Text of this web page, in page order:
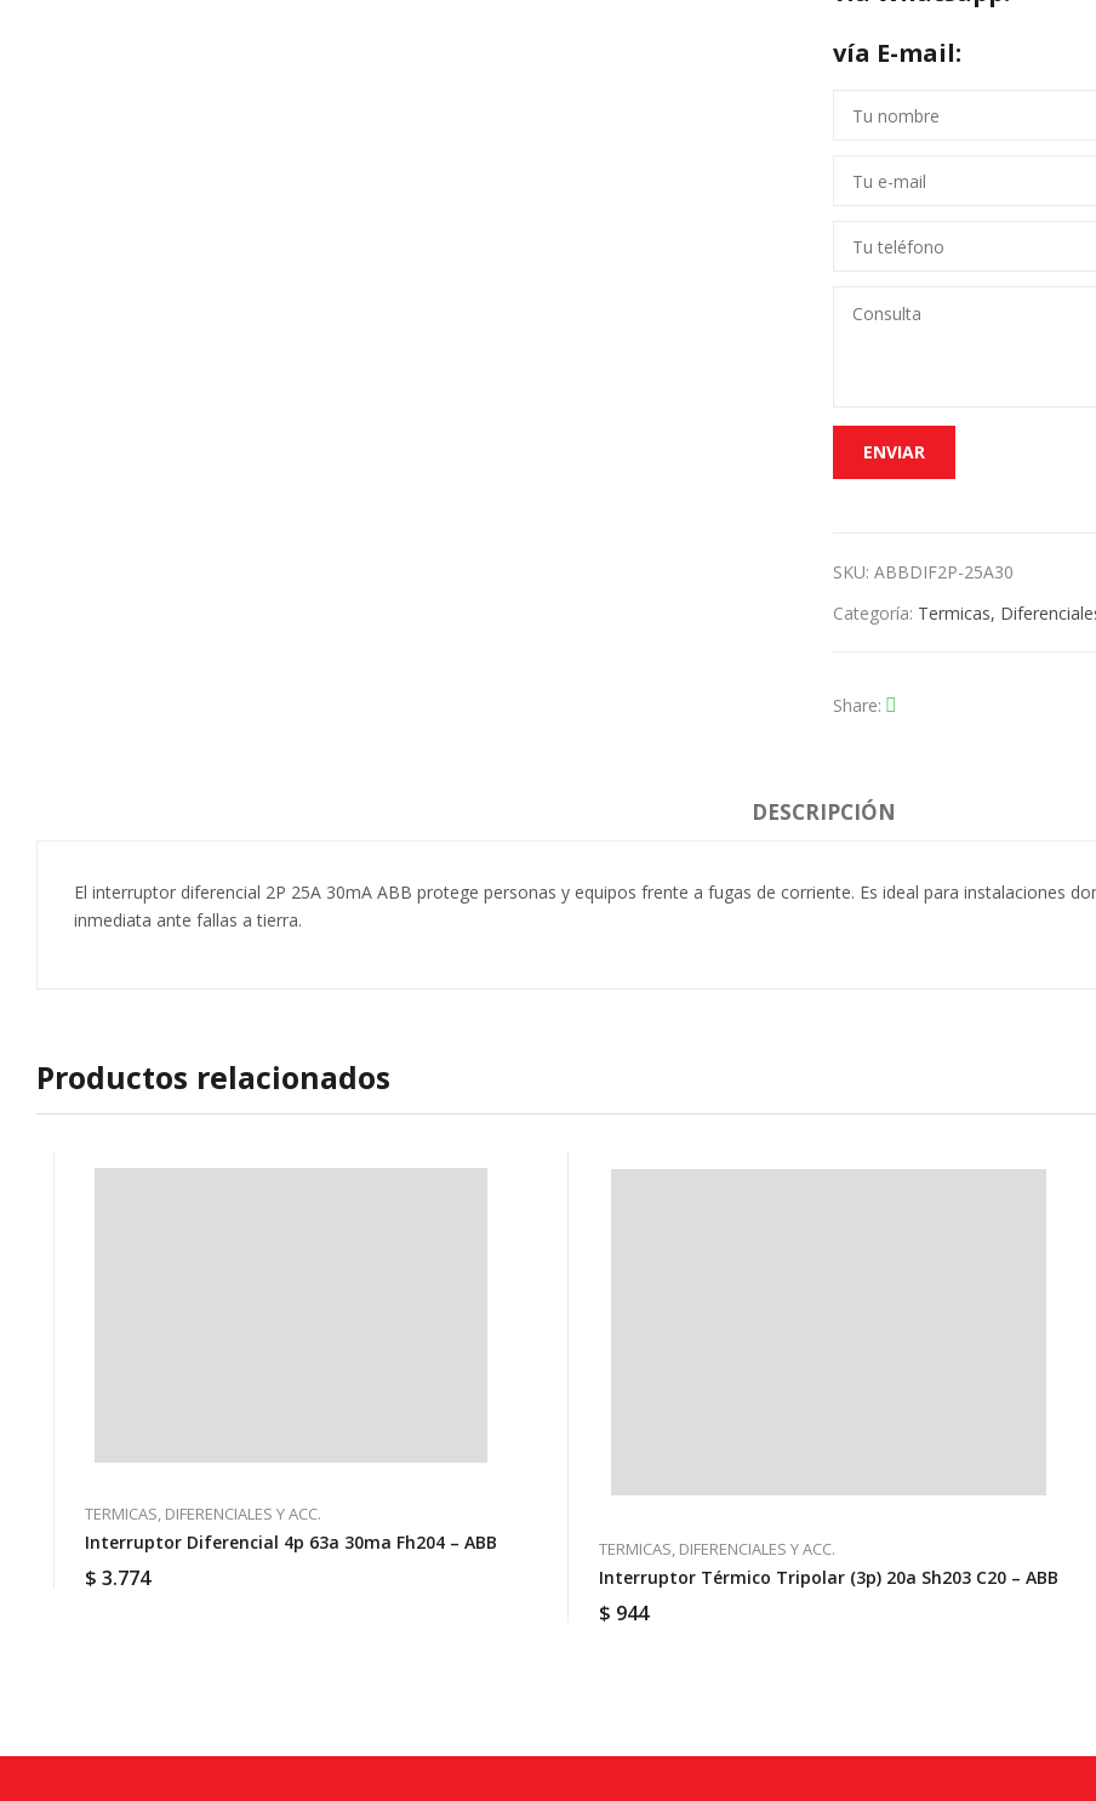
vía E-mail:
SKU: ABBDIF2P-25A30
Categoría: Termicas,
Share
DESCRIPCIÓN
El interruptor diferencial 2P 25A 30mA ABB protege personas y equipos frente a fugas de corriente. Es ideal para instalaciones
inmediata ante fallas a tierra.
Productos relacionados
TERMICAS, DIFERENCIALES Y ACC.
Interruptor Diferencial 4p 63a 30ma Fh204 – ABB
$ 3.774
TERMICAS, DIFERENCIALES Y ACC.
Interruptor Térmico Tripolar (3p) 20a Sh203 C20 – ABB
$ 944